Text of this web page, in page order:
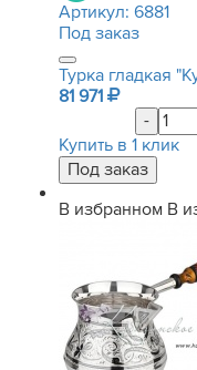
Артикул: 6881
Под заказ
Турка гладкая
81 971
-
Купить в 1 клик
В избранном В